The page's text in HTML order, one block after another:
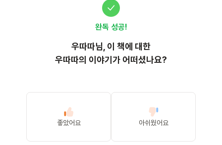
완독 성공!
우따따님, 이 책에 대한
우따따의 이야기가 어떠셨나요?
좋았어요 아쉬웠어요